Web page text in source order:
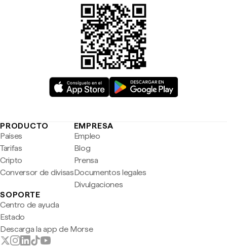
PRODUCTO
Países
Tarifas
Cripto
Conversor de divisas
EMPRESA
Empleo
Blog
Prensa
Documentos legales
Divulgaciones
SOPORTE
Centro de ayuda
Estado
Descarga la app de Morse